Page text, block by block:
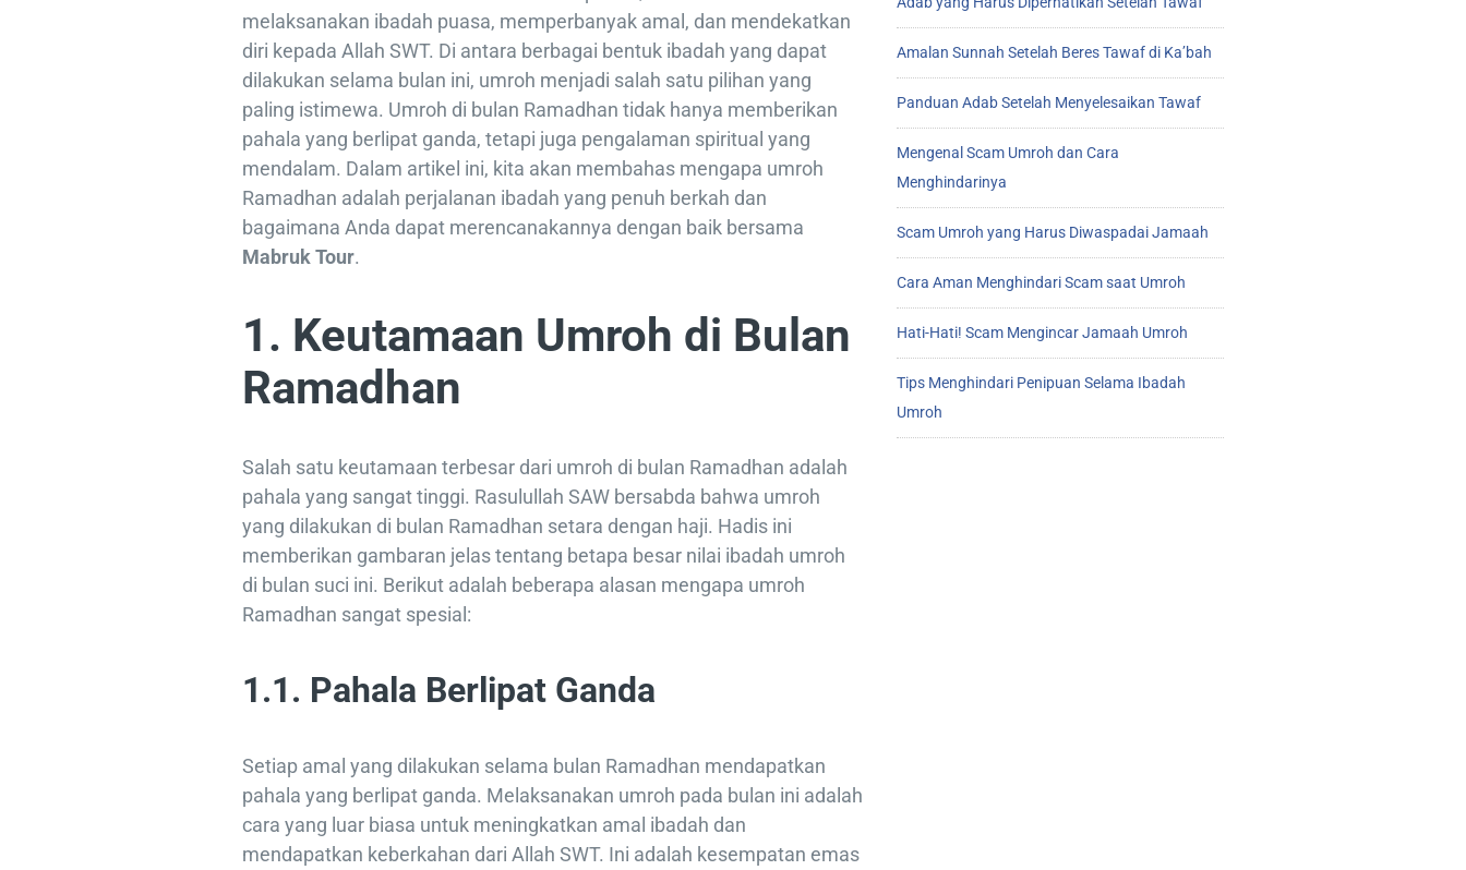
melaksanakan ibadah puasa, memperbanyak amal, dan mendekatkan
diri kepada Allah SWT. Di antara berbagai bentuk ibadah yang dapat
dilakukan selama bulan ini, umroh menjadi salah satu pilihan yang
paling istimewa. Umroh di bulan Ramadhan tidak hanya memberikan
pahala yang berlipat ganda, tetapi juga pengalaman spiritual yang
mendalam. Dalam artikel ini, kita akan membahas mengapa umroh
Ramadhan adalah perjalanan ibadah yang penuh berkah dan
bagaimana Anda dapat merencanakannya dengan baik bersama
Mabruk Tour.
1. Keutamaan Umroh di Bulan
Ramadhan
Salah satu keutamaan terbesar dari umroh di bulan Ramadhan adalah
pahala yang sangat tinggi. Rasulullah SAW bersabda bahwa umroh
yang dilakukan di bulan Ramadhan setara dengan haji. Hadis ini
memberikan gambaran jelas tentang betapa besar nilai ibadah umroh
di bulan suci ini. Berikut adalah beberapa alasan mengapa umroh
Ramadhan sangat spesial:
1.1. Pahala Berlipat Ganda
Setiap amal yang dilakukan selama bulan Ramadhan mendapatkan
pahala yang berlipat ganda. Melaksanakan umroh pada bulan ini adalah
cara yang luar biasa untuk meningkatkan amal ibadah dan
mendapatkan keberkahan dari Allah SWT. Ini adalah kesempatan emas
Amalan Sunnah Setelah Beres Tawaf di Ka’bah
Panduan Adab Setelah Menyelesaikan Tawaf
Mengenal Scam Umroh dan Cara
Menghindarinya
Scam Umroh yang Harus Diwaspadai Jamaah
Cara Aman Menghindari Scam saat Umroh
Hati-Hati! Scam Mengincar Jamaah Umroh
Tips Menghindari Penipuan Selama Ibadah
Umroh